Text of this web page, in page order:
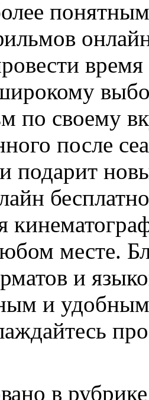
по своему
после
подарит
месте.
и
и
в